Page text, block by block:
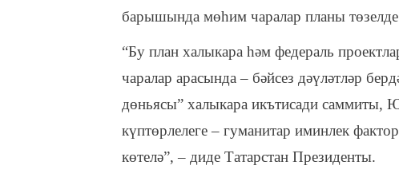
барышында мөһим чаралар планы
“Бу план халыкара һәм федераль
чаралар арасында – бәйсез дәүләтләр
дөньясы” халыкара икътисади
күптөрлелеге – гуманитар иминлек
көтелә”, – диде Татарстан Президенты.